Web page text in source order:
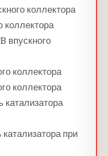
коллектора
коллектора
впускного
коллектора
коллектора
при